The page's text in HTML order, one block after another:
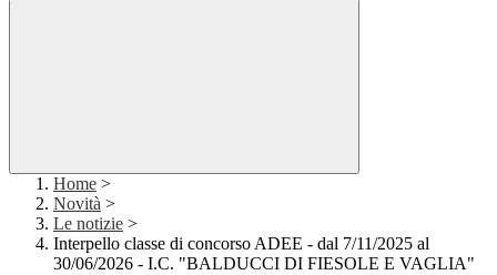
Home >
Novità >
Le notizie >
Interpello classe di concorso ADEE - dal 7/11/2025 al
30/06/2026 - I.C. "BALDUCCI DI FIESOLE E VAGLIA"